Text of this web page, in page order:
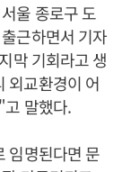
울 종로구 도
근하면서 기자
막 기회라고 생
외교환경이 어
말했다.
임명된다면 문